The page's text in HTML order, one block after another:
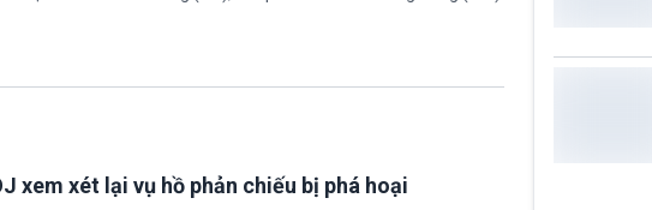
xem xét lại vụ hồ phản chiếu bị phá hoại